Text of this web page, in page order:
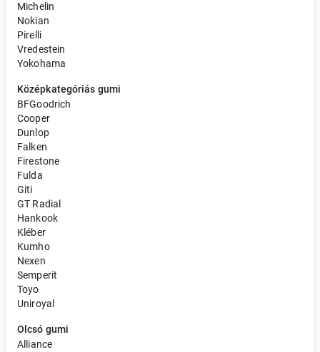
Michelin
Nokian
Pirelli
Vredestein
Yokohama
Középkategóriás gumi
BFGoodrich
Cooper
Dunlop
Falken
Firestone
Fulda
Giti
GT Radial
Hankook
Kléber
Kumho
Nexen
Semperit
Toyo
Uniroyal
Olcsó gumi
Alliance